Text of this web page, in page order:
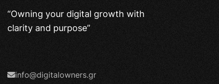
“Owning your digital growth with
clarity and purpose”
info@digitalowners.gr